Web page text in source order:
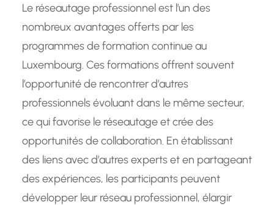
Le réseautage professionnel est l’un des
nombreux avantages offerts par les
programmes de formation continue au
Luxembourg. Ces formations offrent souvent
l’opportunité de rencontrer d’autres
professionnels évoluant dans le même secteur,
ce qui favorise le réseautage et crée des
opportunités de collaboration. En établissant
des liens avec d’autres experts et en partageant
des expériences, les participants peuvent
développer leur réseau professionnel, élargir